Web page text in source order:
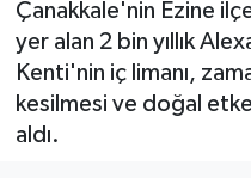
Çanakkale'nin Ezine
yer alan 2 bin yıllık
Kenti'nin iç limanı,
kesilmesi ve doğal
aldı.
KÜLTÜR SANAT
YAŞAM
SARIGÖL
SARUHANLI
KÖPRÜBAŞI
KULA
EKONOMİ
EĞİTİM